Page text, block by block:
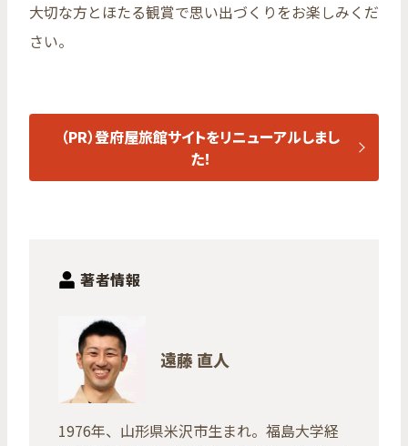
大切な方とほたる観賞で思い出づくりをお楽しみくだ
さい。
（PR）登府屋旅館サイトをリニューアルしまし
た！
著者情報
遠藤 直人
1976年、山形県米沢市生まれ。福島大学経